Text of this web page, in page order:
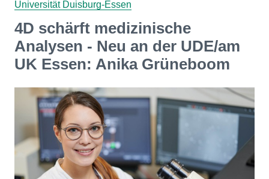
Universität Duisburg-Essen
4D schärft medizinische
Analysen - Neu an der UDE/am
UK Essen: Anika Grüneboom